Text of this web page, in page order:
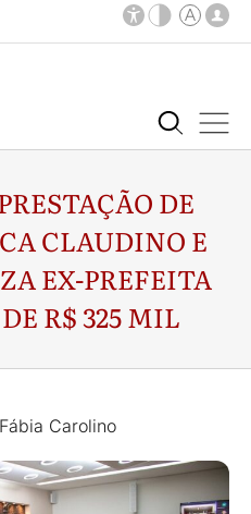
DE
CLAUDINO E
EX-PREFEITA
R$ 325 MIL
Carolino